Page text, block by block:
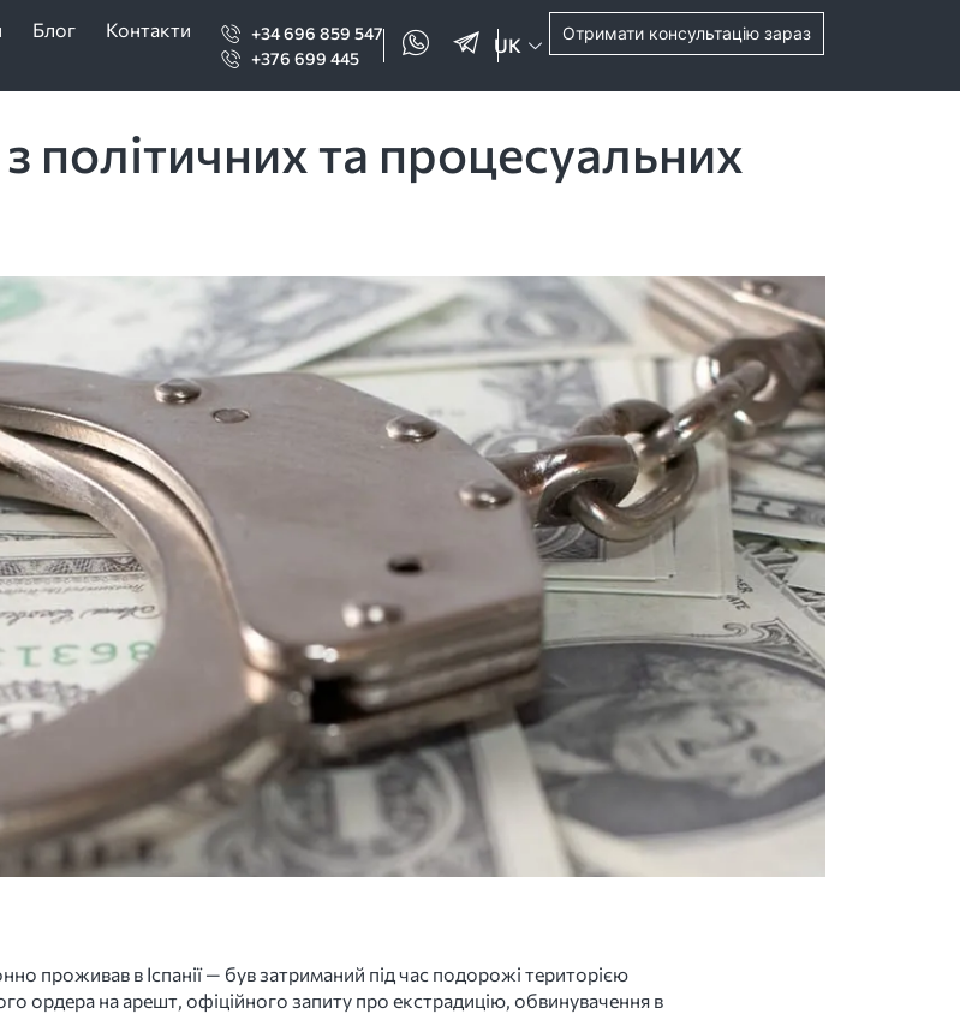
Блог Контакти
+34 696 859 547
+376 699 445
UK
Отримати консультацію зараз
політичних та процесуальних
проживав в Іспанії — був затриманий під час подорожі територією
ордера на арешт, офіційного запиту про екстрадицію, обвинувачення в